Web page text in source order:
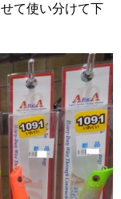
て使い分けて下